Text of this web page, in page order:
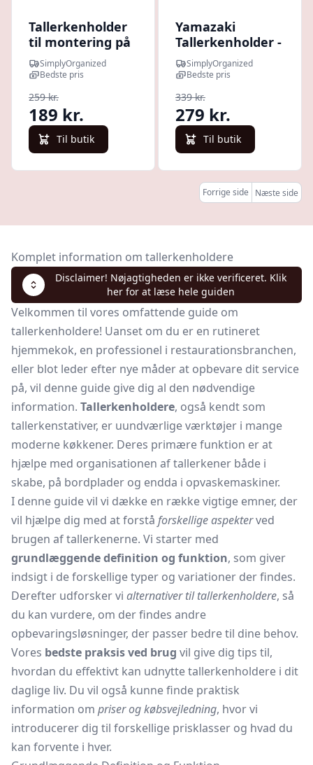
Tallerkenholder
til montering på
hylde - Hvid -
22.5cm x 26cm x
SimplyOrganized
Bedste pris
259 kr.
189 kr.
Til butik
Yamazaki
Tallerkenholder -
Hvid - 34,5cm x
16,5cm x 20cm -
SimplyOrganized
Bedste pris
339 kr.
279 kr.
Til butik
Forrige side Næste side
Komplet information om tallerkenholdere
Disclaimer! Nøjagtigheden er ikke verificeret. Klik
her for at læse hele guiden
Velkommen til vores omfattende guide om
tallerkenholdere! Uanset om du er en rutineret
hjemmekok, en professionel i restaurationsbranchen,
eller blot leder efter nye måder at opbevare dit service
på, vil denne guide give dig al den nødvendige
information. Tallerkenholdere, også kendt som
tallerkenstativer, er uundværlige værktøjer i mange
moderne køkkener. Deres primære funktion er at
hjælpe med organisationen af tallerkener både i
skabe, på bordplader og endda i opvaskemaskiner.
I denne guide vil vi dække en række vigtige emner, der
vil hjælpe dig med at forstå forskellige aspekterved
brugen af tallerkenerne. Vi starter med
grundlæggende definition og funktion, som giver
indsigt i de forskellige typer og variationer der findes.
Derefter udforsker vi alternativer til tallerkenholdere, så
du kan vurdere, om der findes andre
opbevaringsløsninger, der passer bedre til dine behov.
Vores bedste praksis ved brug vil give dig tips til,
hvordan du effektivt kan udnytte tallerkenholdere i dit
daglige liv. Du vil også kunne finde praktisk
information om priser og købsvejledning, hvor vi
introducerer dig til forskellige prisklasser og hvad du
kan forvente i hver.